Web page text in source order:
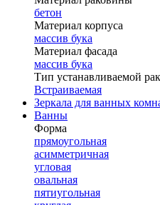
бетон
Материал корпуса
массив бука
Материал фасада
массив бука
Тип устанавливаемой
Встраиваемая
Зеркала для ванных
Ванны
Форма
прямоугольная
асимметричная
угловая
овальная
пятиугольная